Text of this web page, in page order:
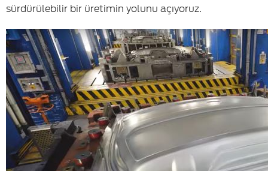
sürdürülebilir bir üretimin yolunu açıyoruz.